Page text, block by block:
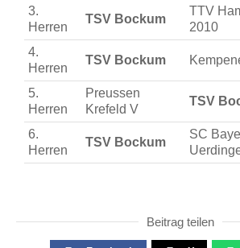
3.
Herren
TSV Bockum
TTV
2010
4.
Herren
TSV Bockum
5.
Herren
Preussen
Krefeld V
TSV
6.
Herren
TSV Bockum
SC
Beitrag teilen